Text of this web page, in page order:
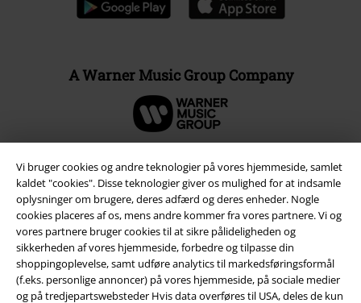
Vi bruger cookies og andre teknologier på vores hjemmeside, samlet
kaldet "cookies". Disse teknologier giver os mulighed for at indsamle
oplysninger om brugere, deres adfærd og deres enheder. Nogle
cookies placeres af os, mens andre kommer fra vores partnere. Vi og
vores partnere bruger cookies til at sikre pålideligheden og
sikkerheden af ​​vores hjemmeside, forbedre og tilpasse din
shoppingoplevelse, samt udføre analytics til markedsføringsformål
(f.eks. personlige annoncer) på vores hjemmeside, på sociale medier
og på tredjepartswebsteder Hvis data overføres til USA, deles de kun
A Warner Music Group Company